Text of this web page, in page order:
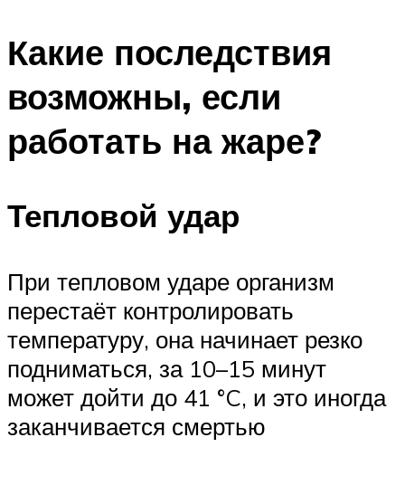
Какие последствия
возможны, если
работать на жаре?
Тепловой удар
При тепловом ударе организм
перестаёт контролировать
температуру, она начинает резко
подниматься, за 10–15 минут
может дойти до 41 °C, и это иногда
заканчивается смертью